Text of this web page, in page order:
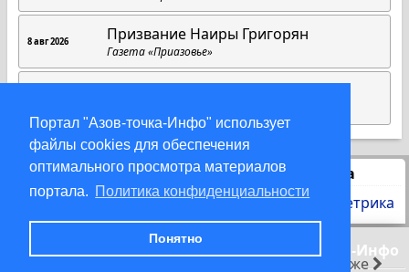
Портал "Азов-точка-Инфо" использует
файлы cookies для обеспечения
оптимального просмотра материалов
портала. Политика конфиденциальности
Понятно
позже
8 авг 2026 Призвание Наиры Григорян
Газета «Приазовье»
Статистика
© 2000-2026 Азов-точка-Инфо